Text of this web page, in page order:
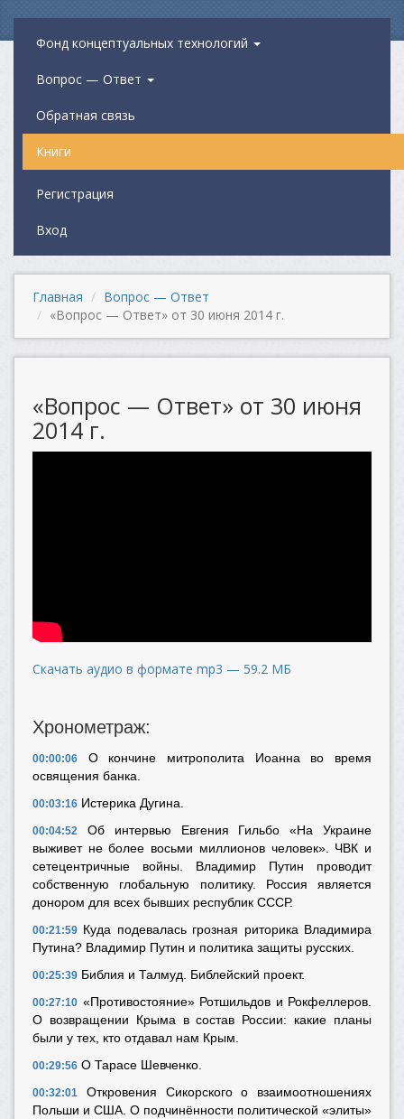
Фонд концептуальных технологий
Вопрос — Ответ
Обратная связь
Книги
Регистрация
Вход
Главная
Вопрос — Ответ
«Вопрос — Ответ» от 30 июня 2014 г.
«Вопрос — Ответ» от 30 июня
2014 г.
Скачать аудио в формате mp3 — 59.2 МБ
Хронометраж:
00:00:06 О кончине митрополита Иоанна во время
освящения банка.
00:03:16 Истерика Дугина.
00:04:52 Об интервью Евгения Гильбо «На Украине
выживет не более восьми миллионов человек». ЧВК и
сетецентричные войны. Владимир Путин проводит
собственную глобальную политику. Россия является
донором для всех бывших республик СССР.
00:21:59 Куда подевалась грозная риторика Владимира
Путина? Владимир Путин и политика защиты русских.
00:25:39 Библия и Талмуд. Библейский проект.
00:27:10 «Противостояние» Ротшильдов и Рокфеллеров.
О возвращении Крыма в состав России: какие планы
были у тех, кто отдавал нам Крым.
00:29:56 О Тарасе Шевченко.
00:32:01 Откровения Сикорского о взаимоотношениях
Польши и США. О подчинённости политической «элиты»